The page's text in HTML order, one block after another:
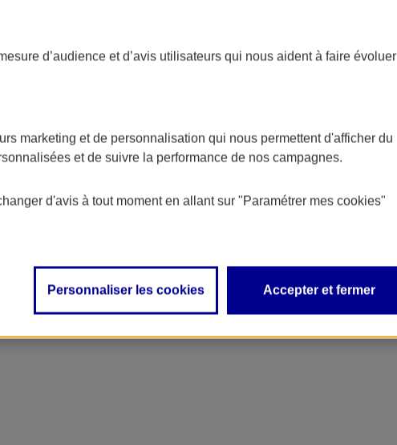
d’audience et d’avis utilisateurs qui nous aident à faire évoluer
marketing et de personnalisation qui nous permettent d'afficher du
et de suivre la performance de nos campagnes.
d'avis à tout moment en allant sur "Paramétrer mes cookies"
Personnaliser les cookies Accepter et fermer